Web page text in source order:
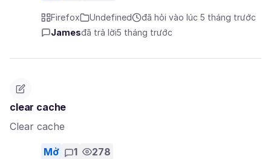
Firefox Undefined
đã hỏi vào lúc 5 tháng trước
Jamesđã trả lời5 tháng trước
clear cache
Clear cache
Mở 1 278